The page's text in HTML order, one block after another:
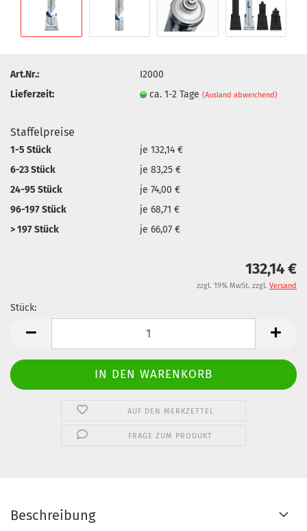
Art.Nr.:
I2000
Lieferzeit:
ca. 1-2 Tage(Ausland abweichend)
Staffelpreise
1-5 Stück
je 132,14 €
6-23 Stück
je 83,25 €
24-95 Stück
je 74,00 €
96-197 Stück
je 68,71 €
> 197 Stück
je 66,07 €
132,14 €
zzgl. 19% MwSt. zzgl. Versand
Stück:
AUF DEN MERKZETTEL
FRAGE ZUM PRODUKT
Beschreibung